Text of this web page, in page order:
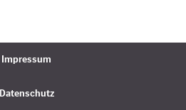
Impressum
Datenschutz